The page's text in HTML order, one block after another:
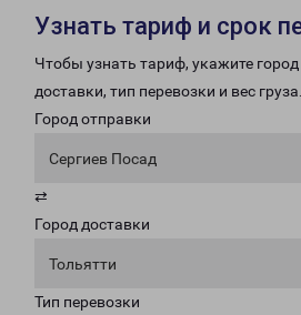
Узнать тариф и срок
Чтобы узнать тариф, укажите
доставки, тип перевозки и вес груза.
Город отправки
Сергиев Посад
⇄
Город доставки
Тольятти
Тип перевозки